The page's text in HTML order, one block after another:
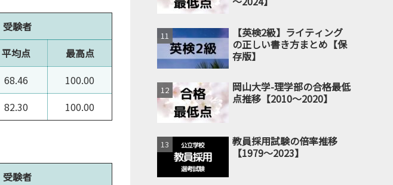
受験者
平均点
最高点
68.46
100.00
82.30 100.00
受験者
【英検2級】ライティング
の正しい書き方まとめ【保
存版】
岡山大学-理学部の合格最低
点推移【2010～2020】
教員採用試験の倍率推移
【1979～2023】